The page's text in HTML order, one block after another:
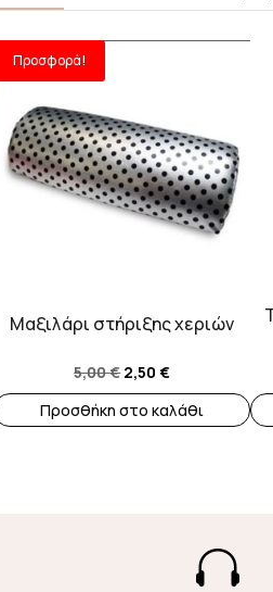
Προσφορά!
Μαξιλάρι στήριξης χεριών
5,00€Original
price
was:
2,50€Η
τρέχουσα
τιμή
Προσθήκη στο καλάθι
